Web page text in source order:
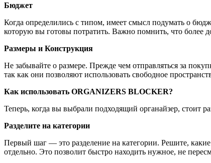
Бюджет
Когда определились с типом, имеет смысл подумать о
которую вы готовы потратить. Важно помнить, что более
Размеры и Конструкция
Не забывайте о размере. Прежде чем отправляться за
так как они позволяют использовать свободное
Как использовать ORGANIZERS BLOCKER?
Теперь, когда вы выбрали подходящий органайзер, стоит
Разделите на категории
Первый шаг — это разделение на категории. Решите,
отдельно. Это позволит быстро находить нужное, не